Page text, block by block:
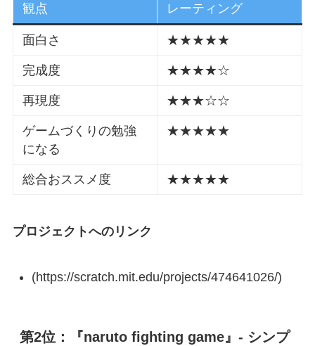
観点 レーティング
面白さ ★★★★★
完成度 ★★★★☆
再現度 ★★★☆☆
ゲームづくりの勉強
になる
★★★★★
総合おススメ度 ★★★★★
プロジェクトへのリンク
(https://scratch.mit.edu/projects/474641026/)
第2位：『naruto fighting game』- シンプ